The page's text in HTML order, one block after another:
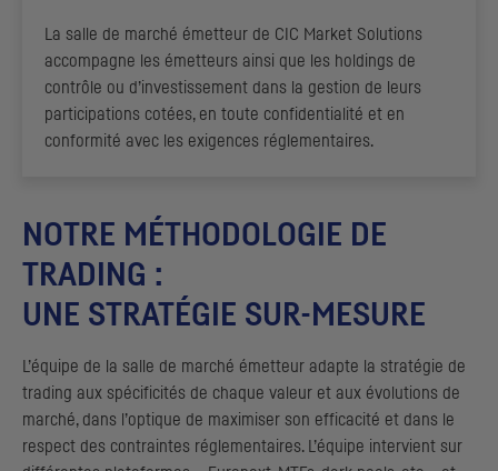
La salle de marché émetteur de CIC Market Solutions
accompagne les émetteurs ainsi que les holdings de
contrôle ou d’investissement dans la gestion de leurs
participations cotées, en toute confidentialité et en
conformité avec les exigences réglementaires.
NOTRE MÉTHODOLOGIE DE
TRADING :
UNE STRATÉGIE SUR-MESURE
L’équipe de la salle de marché émetteur adapte la stratégie de
trading aux spécificités de chaque valeur et aux évolutions de
marché, dans l’optique de maximiser son efficacité et dans le
respect des contraintes réglementaires. L’équipe intervient sur